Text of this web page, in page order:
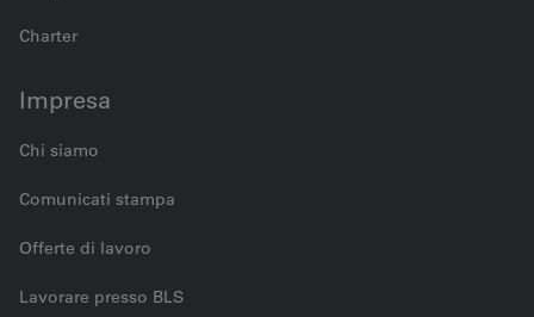
Charter
Impresa
Chi siamo
Comunicati stampa
Offerte di lavoro
Lavorare presso BLS